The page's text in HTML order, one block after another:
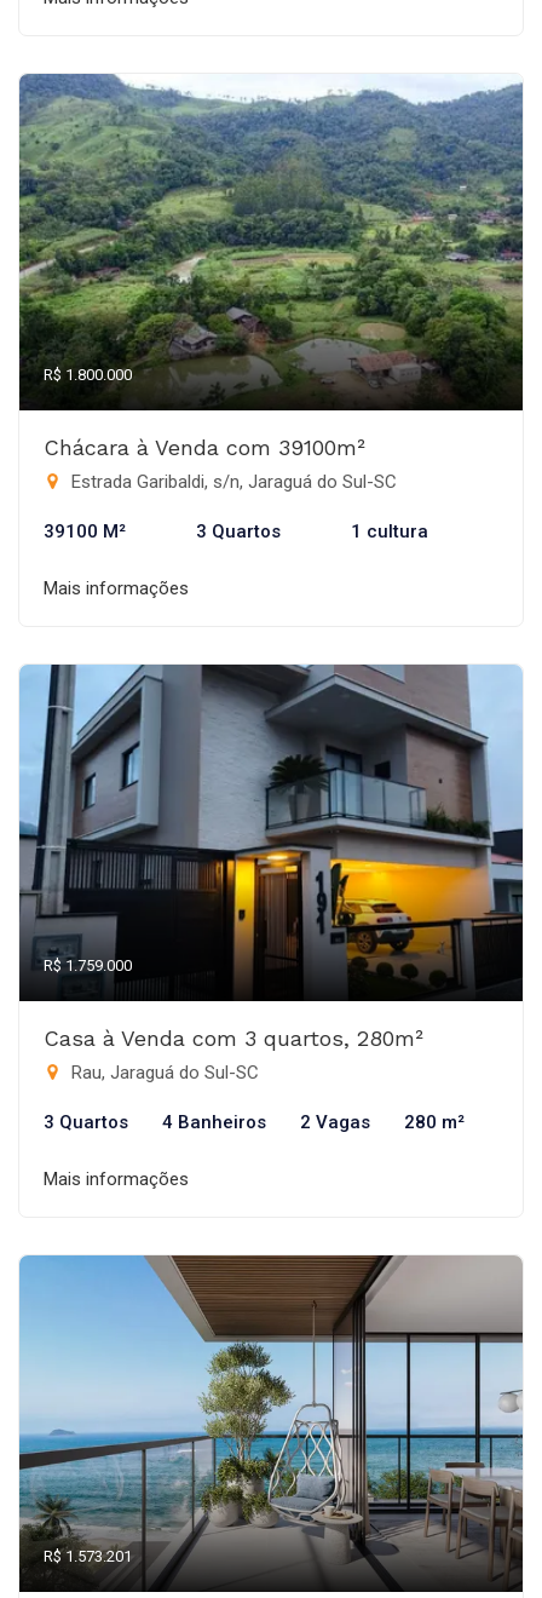
R$ 1.800.000
Chácara à Venda com 39100m²
Estrada Garibaldi, s/n, Jaraguá do Sul-SC
39100 M² 3 Quartos 1 cultura
Mais informações
R$ 1.759.000
Casa à Venda com 3 quartos, 280m²
Rau, Jaraguá do Sul-SC
3 Quartos 4 Banheiros 2 Vagas 280 m²
Mais informações
R$ 1.573.201